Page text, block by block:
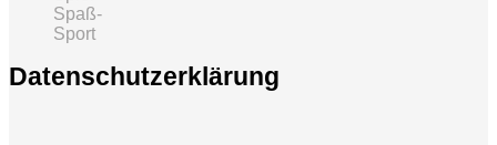
Spaß-
Sport
Datenschutzerklärung